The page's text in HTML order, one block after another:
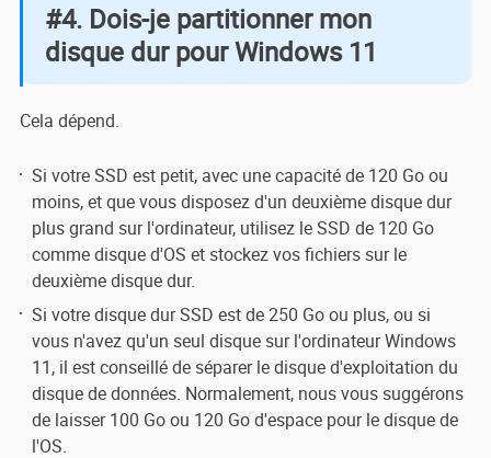
#4. Dois-je partitionner mon
disque dur pour Windows 11
Cela dépend.
Si votre SSD est petit, avec une capacité de 120 Go ou
moins, et que vous disposez d'un deuxième disque dur
plus grand sur l'ordinateur, utilisez le SSD de 120 Go
comme disque d'OS et stockez vos fichiers sur le
deuxième disque dur.
Si votre disque dur SSD est de 250 Go ou plus, ou si
vous n'avez qu'un seul disque sur l'ordinateur Windows
11, il est conseillé de séparer le disque d'exploitation du
disque de données. Normalement, nous vous suggérons
de laisser 100 Go ou 120 Go d'espace pour le disque de
l'OS.